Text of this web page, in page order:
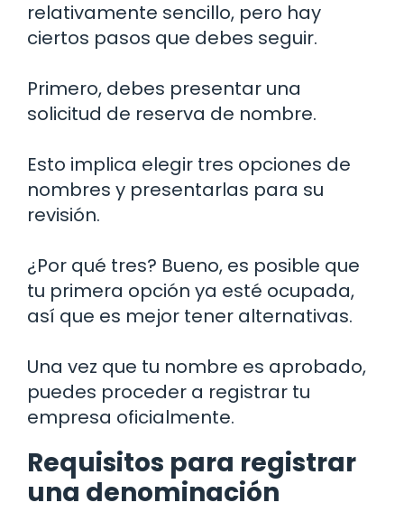
relativamente sencillo, pero hay
ciertos pasos que debes seguir.
Primero, debes presentar una
solicitud de reserva de nombre.
Esto implica elegir tres opciones de
nombres y presentarlas para su
revisión.
¿Por qué tres? Bueno, es posible que
tu primera opción ya esté ocupada,
así que es mejor tener alternativas.
Una vez que tu nombre es aprobado,
puedes proceder a registrar tu
empresa oficialmente.
Requisitos para registrar
una denominación